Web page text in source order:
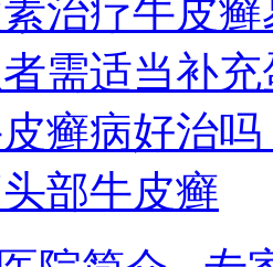
治疗牛皮
需适当补
癣病好治
部牛皮癣